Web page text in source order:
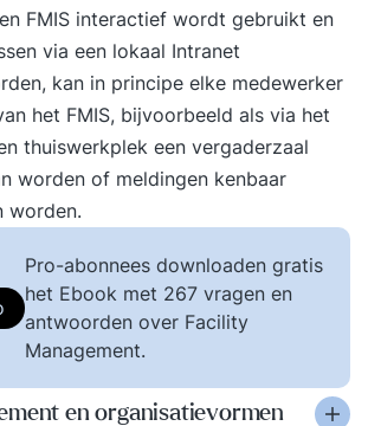
FMIS interactief wordt gebruikt en
via een lokaal Intranet
kan in principe elke medewerker
het FMIS, bijvoorbeeld als via het
thuiswerkplek een vergaderzaal
worden of meldingen kenbaar
worden.
Pro-abonnees downloaden gratis
het Ebook met 267 vragen en
antwoorden over Facility
Management.
en organisatievormen